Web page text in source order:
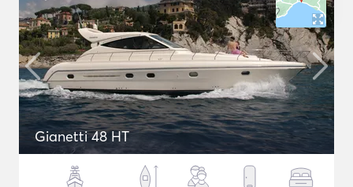
Gianetti 48 HT